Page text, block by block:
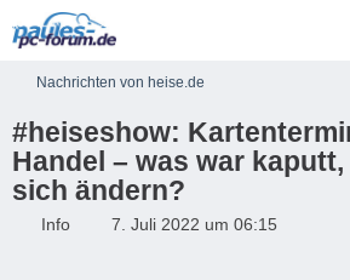
Nachrichten von heise.de
#heiseshow:
Handel – was war
sich ändern?
Info 7. Juli 2022 um 06:15